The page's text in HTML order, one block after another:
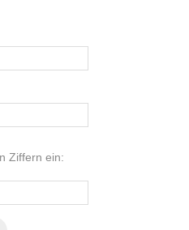
Ziffern ein: